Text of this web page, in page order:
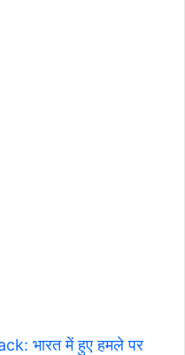
भारत में हुए हमले पर